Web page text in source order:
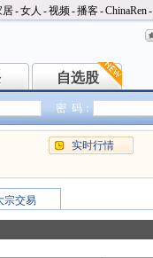
居-女人 -视频-播客-ChinaRen-
自选股
自选股
密 码：
实时行情
宗交易